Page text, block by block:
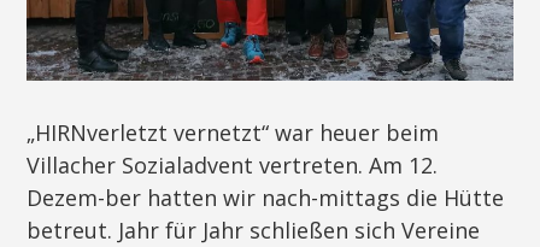
„HIRNverletzt vernetzt“ war heuer beim
Villacher Sozialadvent vertreten. Am 12.
Dezem-ber hatten wir nach-mittags die Hütte
betreut. Jahr für Jahr schließen sich Vereine